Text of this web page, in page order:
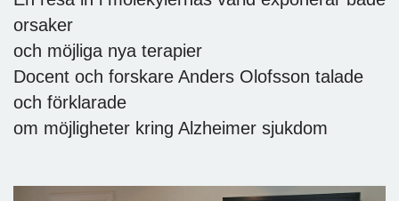
orsaker
och möjliga nya terapier
Docent och forskare Anders Olofsson talade
och förklarade
om möjligheter kring Alzheimer sjukdom